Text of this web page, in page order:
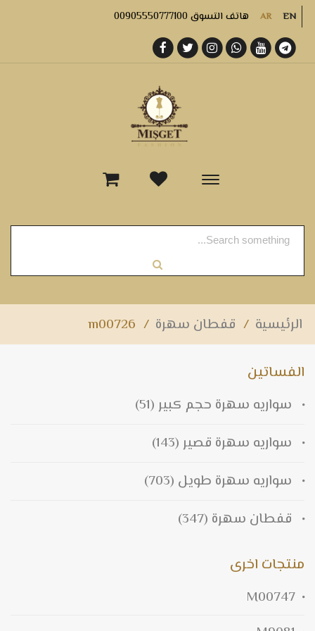
AR EN هاتف التسوق 00905550777100
-
الرئيسية / قفطان سهرة /
m00726
الفساتين
سواريه سهرة حجم كبير (51)
سواريه سهرة قصير (143)
سواريه سهرة طويل (703)
قفطان سهرة (347)
منتجات اخرى
M00747